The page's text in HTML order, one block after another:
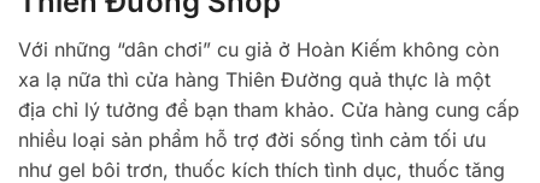
Với những “dân chơi” cu giả ở Hoàn Kiếm không còn
xa lạ nữa thì cửa hàng Thiên Đường quả thực là một
địa chỉ lý tưởng để bạn tham khảo. Cửa hàng cung cấp
nhiều loại sản phẩm hỗ trợ đời sống tình cảm tối ưu
như gel bôi trơn, thuốc kích thích tình dục, thuốc tăng